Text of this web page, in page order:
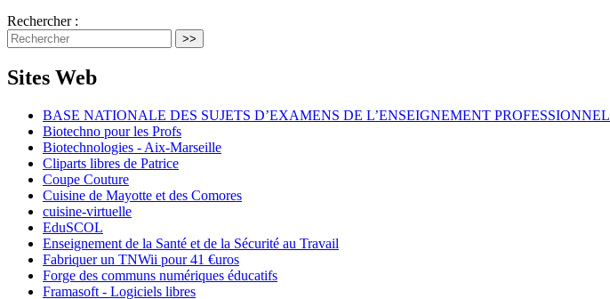
Rechercher :
>>
Sites Web
BASE NATIONALE DES SUJETS D’EXAMENS DE L’ENSEIGNEMENT PROFESSIONNEL
Biotechno pour les Profs
Biotechnologies - Aix-Marseille
Cliparts libres de Patrice
Coupe Couture
Cuisine de Mayotte et des Comores
cuisine-virtuelle
EduSCOL
Enseignement de la Santé et de la Sécurité au Travail
Fabriquer un TNWii pour 41 €uros
Forge des communs numériques éducatifs
Framasoft - Logiciels libres